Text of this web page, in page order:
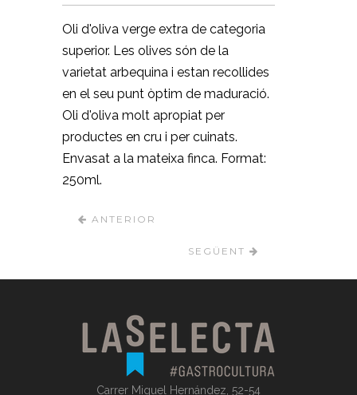
Oli d'oliva verge extra de categoria
superior. Les olives són de la
varietat arbequina i estan recollides
en el seu punt òptim de maduració.
Oli d'oliva molt apropiat per
productes en cru i per cuinats.
Envasat a la mateixa finca. Format:
250ml.
ANTERIOR
SEGÜENT
Carrer Miguel Hernández, 52-54